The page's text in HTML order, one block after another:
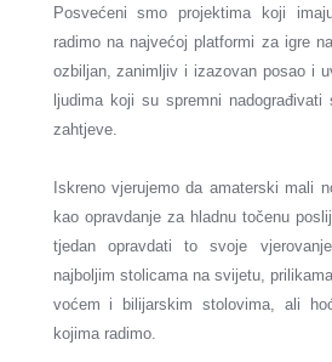
Posvećeni smo projektima koji
radimo na najvećoj platformi za igre
ozbiljan, zanimljiv i izazovan posao i
ljudima koji su spremni
zahtjeve.
Iskreno vjerujemo da amaterski mali
kao opravdanje za hladnu točenu
tjedan opravdati to svoje
najboljim stolicama na svijetu,
voćem i bilijarskim stolovima, ali
kojima radimo.